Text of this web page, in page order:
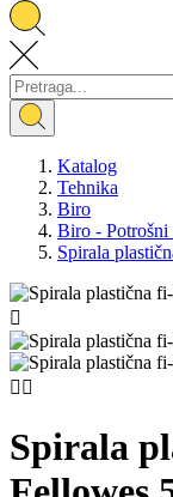
Katalog
Tehnika
Biro
Biro - Potrošni
Spirala

 
Spirala